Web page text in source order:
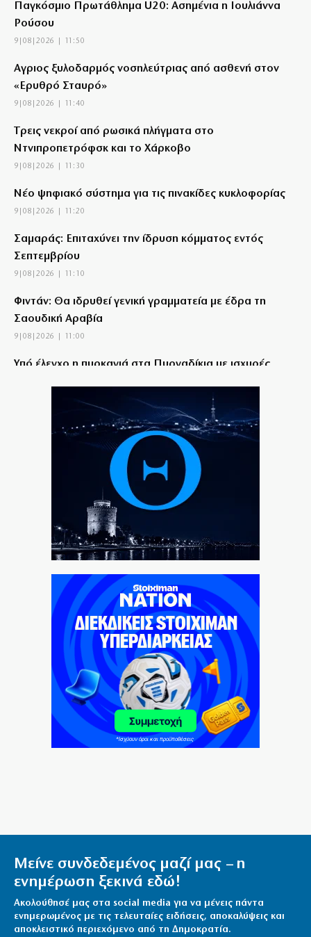
Παγκόσμιο Πρωτάθλημα U20: Ασημένια η Ιουλιάννα
Ρούσου
9|08|2026 | 11:50
Αγριος ξυλοδαρμός νοσηλεύτριας από ασθενή στον
«Ερυθρό Σταυρό»
9|08|2026 | 11:40
Tρεις νεκροί από ρωσικά πλήγματα στο
Ντνιπροπετρόφσκ και το Χάρκοβο
9|08|2026 | 11:30
Νέο ψηφιακό σύστημα για τις πινακίδες κυκλοφορίας
9|08|2026 | 11:20
Σαμαράς: Επιταχύνει την ίδρυση κόμματος εντός
Σεπτεμβρίου
9|08|2026 | 11:10
Φιντάν: Θα ιδρυθεί γενική γραμματεία με έδρα τη
Σαουδική Αραβία
9|08|2026 | 11:00
Υπό έλεγχο η πυρκαγιά στα Πυργαδίκια με ισχυρές
9|08|2026 | 10:50
Θρήνος για τον Μέσι – Έφυγε ο πατέρας του
Ο έλεγχος της Κυβέρνησης: Κατέβασαν άρον άρον
Σούπερ ΑΕΚ με χατ τρικ Γκατσίνοβιτς
9|08|2026 | 10:20
Πυροσβεστική: 3 συλλήψεις για πυρκαγιές από
αμέλεια σε Κορινθία και Λέσβο
9|08|2026 | 10:10
Καύσωνας σε πολλές περιοχές με θερμοκρασίες έως
9|08|2026 | 10:00
Φιντάν: Αμυντική συμφωνία στα πρότυπα του ΝΑΤΟ
από Τουρκία, Σαουδική Αραβία και Πακιστάν
9|08|2026 | 9:50
Προσάραξη ιστιοφόρου στην Αντικέρου: Σώθηκε
Γερμανός τουρίστας
9|08|2026 | 9:20
Μείνε συνδεδεμένος μαζί μας – η
ενημέρωση ξεκινά εδώ!
Ακολούθησέ μας στα social media για να μένεις πάντα
ενημερωμένος με τις τελευταίες ειδήσεις, αποκαλύψεις και
αποκλειστικό περιεχόμενο από τη Δημοκρατία.